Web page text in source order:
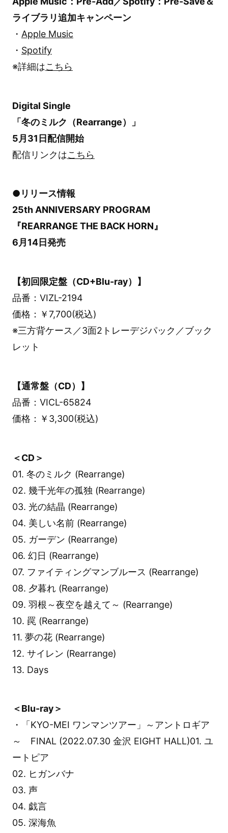
ライブラリ追加キャンペーン
・ Apple Music
・ Spotify
※詳細はこちら
Digital Single
「冬のミルク（Rearrange）」
5月31日配信開始
配信リンクはこちら
●リリース情報
25th ANNIVERSARY PROGRAM
『REARRANGE THE BACK HORN』
6月14日発売
【初回限定盤（CD+Blu-ray）】
品番：VIZL-2194
価格：￥7,700(税込)
※三方背ケース／3面2トレーデジパック／ブック
レット
【通常盤（CD）】
品番：VICL-65824
価格：￥3,300(税込)
＜CD＞
01. 冬のミルク (Rearrange)
02. 幾千光年の孤独 (Rearrange)
03. 光の結晶 (Rearrange)
04. 美しい名前 (Rearrange)
05. ガーデン (Rearrange)
06. 幻日 (Rearrange)
07. ファイティングマンブルース (Rearrange)
08. 夕暮れ (Rearrange)
09. 羽根～夜空を越えて～ (Rearrange)
10. 罠 (Rearrange)
11. 夢の花 (Rearrange)
12. サイレン (Rearrange)
13. Days
＜Blu-ray＞
・「KYO-MEI ワンマンツアー」～アントロギア
～ FINAL (2022.07.30 金沢 EIGHT HALL)01. ユ
ートピア
02. ヒガンバナ
03. 声
04. 戯言
05. 深海魚